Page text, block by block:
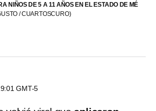
NIÑOS DE 5 A 11 AÑOS EN EL ESTADO DE MÉ
/ CUARTOSCURO)
GMT-5